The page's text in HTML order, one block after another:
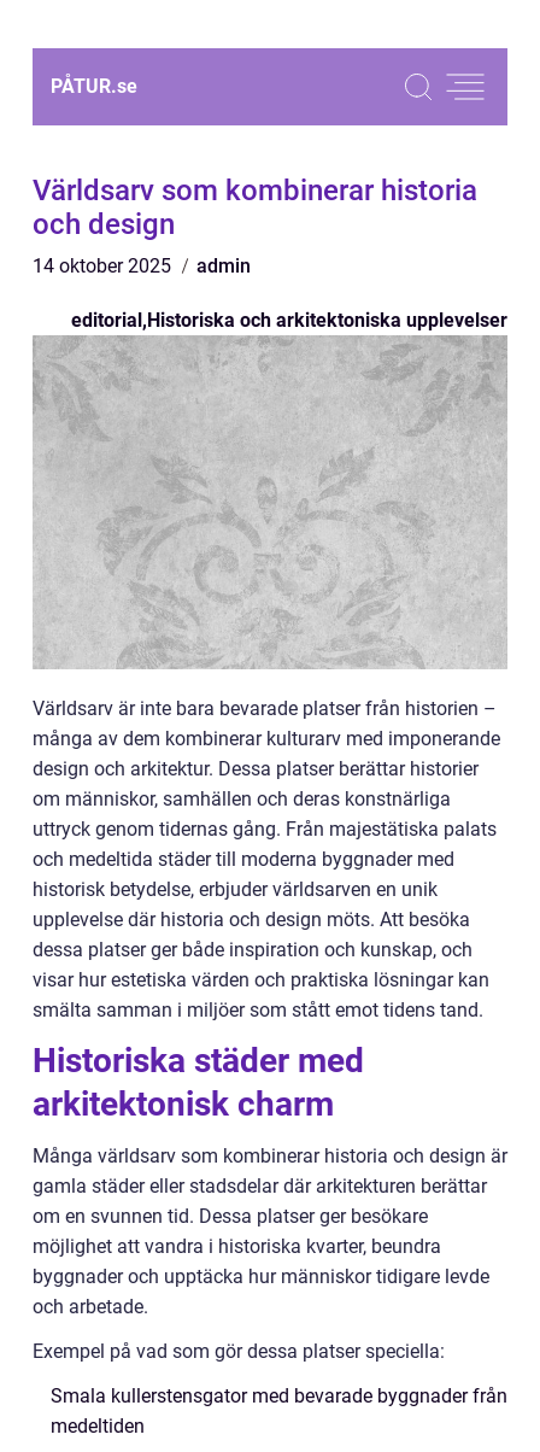
PÅTUR.se
Världsarv som kombinerar historia
och design
14 oktober 2025 admin
editorial,Historiska och arkitektoniska upplevelser
Världsarv är inte bara bevarade platser från historien –
många av dem kombinerar kulturarv med imponerande
design och arkitektur. Dessa platser berättar historier
om människor, samhällen och deras konstnärliga
uttryck genom tidernas gång. Från majestätiska palats
och medeltida städer till moderna byggnader med
historisk betydelse, erbjuder världsarven en unik
upplevelse där historia och design möts. Att besöka
dessa platser ger både inspiration och kunskap, och
visar hur estetiska värden och praktiska lösningar kan
smälta samman i miljöer som stått emot tidens tand.
Historiska städer med
arkitektonisk charm
Många världsarv som kombinerar historia och design är
gamla städer eller stadsdelar där arkitekturen berättar
om en svunnen tid. Dessa platser ger besökare
möjlighet att vandra i historiska kvarter, beundra
byggnader och upptäcka hur människor tidigare levde
och arbetade.
Exempel på vad som gör dessa platser speciella:
Smala kullerstensgator med bevarade byggnader från
medeltiden